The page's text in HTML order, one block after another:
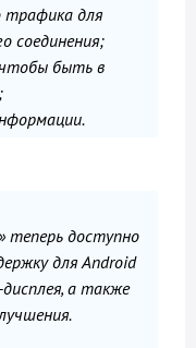
трафика для
соединения;
быть в
теперь доступно
для Android
а также